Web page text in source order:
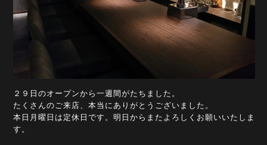
２９日のオープンから一週間がたちました。
たくさんのご来店、本当にありがとうございました。
本日月曜日は定休日です。明日からまたよろしくお願いいたしま
す。